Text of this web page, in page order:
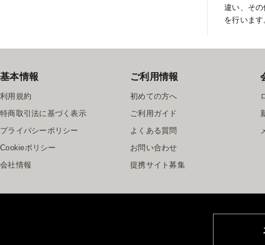
違い、そ
を行います
基本情報
利用規約
特商取引法に基づく表示
プライバシーポリシー
Cookieポリシー
会社情報
ご利用情報
初めての方へ
ご利用ガイド
よくある質問
お問い合わせ
提携サイト募集